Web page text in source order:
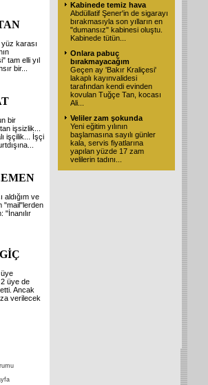
karası
tam elli yıl
bir...
bir
işsizlik...
işçilik... İşçi
aldığım ve
"mail"lerden
"İnanılır
üye
üye de
Ancak
verilecek
Kabinede temiz hava
Abdüllatif Şener'in de sigarayı
bırakmasıyla son yılların en
"dumansız" kabinesi oluştu.
Kabinede tütün...
Onlara pabuç
bırakmayacağım
Geçen ay 'Bakır Kraliçesi'
lakaplı kayınvalidesi
tarafından kendi evinden
kovulan Tuğçe Tan, kocası
Ali...
Veliler zam şokunda
Yeni eğitim yılının
başlamasına sayılı günler
kala, servis fiyatlarına
yapılan yüzde 17 zam
velilerin tadını...